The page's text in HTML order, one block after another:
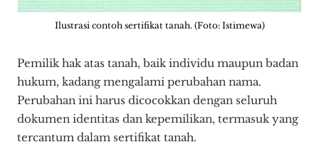
Ilustrasi contoh sertifikat tanah. (Foto: Istimewa)
Pemilik hak atas tanah, baik individu maupun badan
hukum, kadang mengalami perubahan nama.
Perubahan ini harus dicocokkan dengan seluruh
dokumen identitas dan kepemilikan, termasuk yang
tercantum dalam sertifikat tanah.